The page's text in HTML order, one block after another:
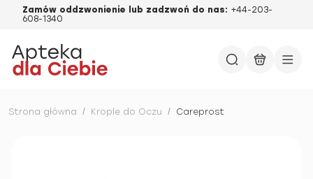
Zamów oddzwonienie lub zadzwoń do nas: +44-203-
608-1340
Strona główna / Krople do Oczu / Careprost